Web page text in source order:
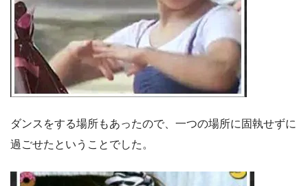
ダンスをする場所もあったので、一つの場所に固執せずに
過ごせたということでした。